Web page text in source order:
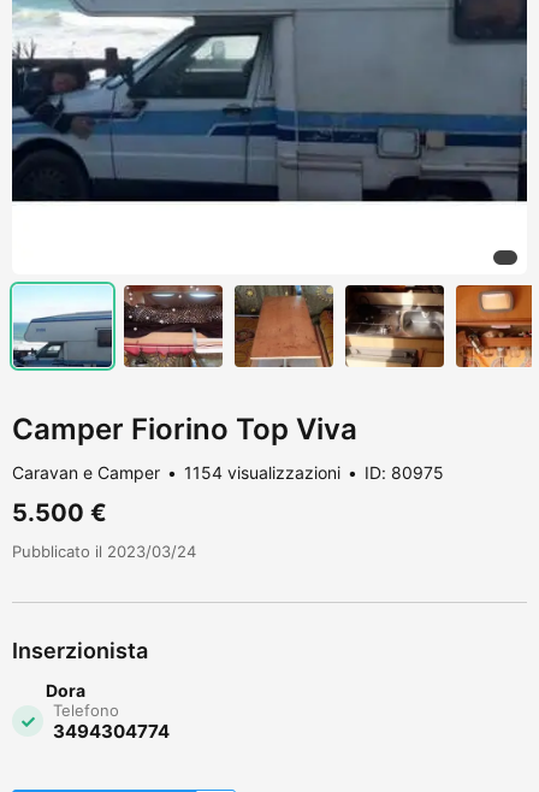
Camper Fiorino Top Viva
Caravan e Camper 1154 visualizzazioni ID: 80975
5.500 €
Pubblicato il 2023/03/24
Inserzionista
Dora
Telefono
3494304774